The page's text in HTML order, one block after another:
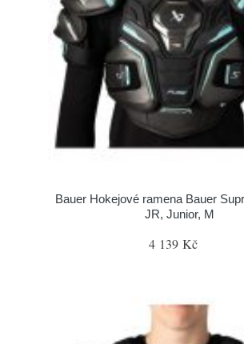
Bauer Hokejové ramena Bauer
JR, Junior, M
4 139 Kč